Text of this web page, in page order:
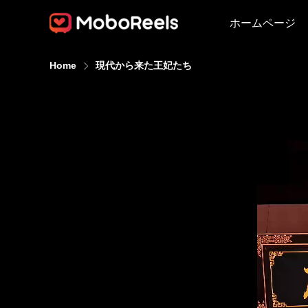
ホームページ
Home 現代から来た王妃たち